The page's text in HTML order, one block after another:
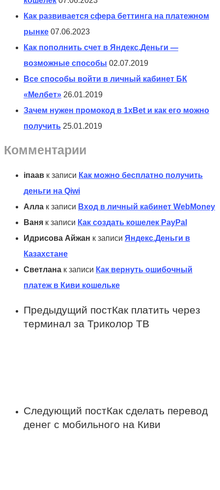
Как развивается сфера беттинга на платежном
рынке 07.06.2023
Как пополнить счет в Яндекс.Деньги —
возможные способы 02.07.2019
Все способы войти в личный кабинет БК
«Мелбет» 26.01.2019
Зачем нужен промокод в 1xBet и как его можно
получить 25.01.2019
Комментарии
іпаав к записи Как можно бесплатно получить
деньги на Qiwi
Алла к записи Вход в личный кабинет WebMoney
Ваня к записи Как создать кошелек PayPal
Идрисова Айжан к записи Яндекс.Деньги в
Казахстане
Светлана к записи Как вернуть ошибочный
платеж в Киви кошельке
Предыдущий постКак платить через
терминал за Триколор ТВ
Следующий постКак сделать перевод
денег с мобильного на Киви